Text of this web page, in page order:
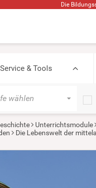
Die
Service & Tools
wählen
Unterrichtsmodule
Die Lebenswelt der